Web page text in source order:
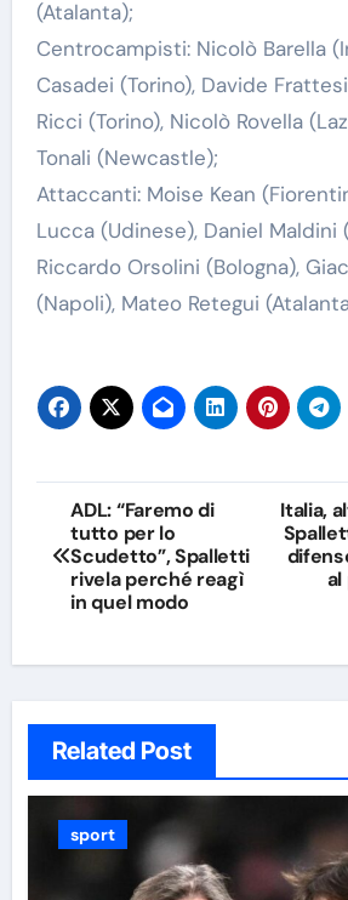
(Atalanta);
Centrocampisti: Nicolò Barella
Casadei (Torino), Davide
Ricci (Torino), Nicolò Rovella
Tonali (Newcastle);
Attaccanti: Moise Kean
Lucca (Udinese), Daniel Maldini
Riccardo Orsolini (Bologna),
(Napoli), Mateo Retegui
Navigazione
articoli
ADL: “Faremo di
tutto per lo
Scudetto”, Spalletti
rivela perché reagì
in quel modo
Italia,
al
Related Post
sport